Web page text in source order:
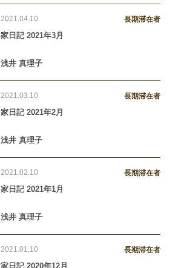
2021.04.10 長期滞在者
家日記 2021年3月
浅井 真理子
2021.03.10 長期滞在者
家日記 2021年2月
浅井 真理子
2021.02.10 長期滞在者
家日記 2021年1月
浅井 真理子
2021.01.10 長期滞在者
家日記 2020年12月